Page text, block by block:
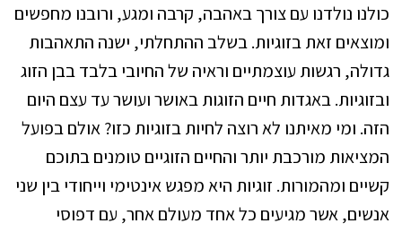
כולנו נולדנו עם צורך באהבה, קרבה ומגע, ורובנו מחפשים
ומוצאים זאת בזוגיות. בשלב ההתחלתי, ישנה התאהבות
גדולה, רגשות עוצמתיים וראיה של החיובי בלבד בבן הזוג
ובזוגיות. באגדות חיים הזוגות באושר ועושר עד עצם היום
הזה. ומי מאיתנו לא רוצה לחיות בזוגיות כזו? אולם בפועל
המציאות מורכבת יותר והחיים הזוגיים טומנים בתוכם
קשיים ומהמורות. זוגיות היא מפגש אינטימי וייחודי בין שני
אנשים, אשר מגיעים כל אחד מעולם אחר, עם דפוסי